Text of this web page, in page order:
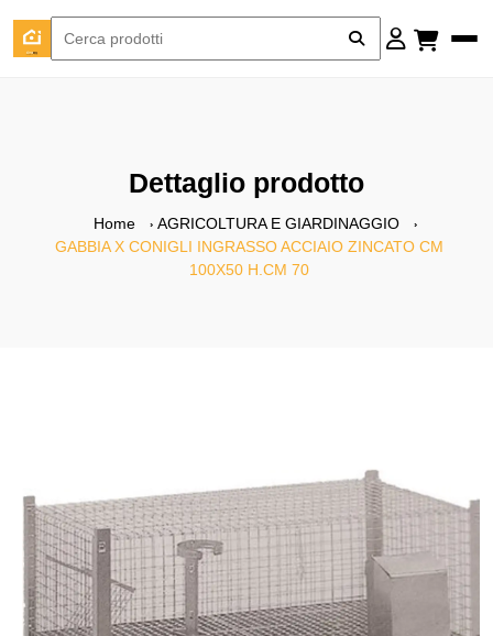
Dettaglio prodotto
Home
AGRICOLTURA E GIARDINAGGIO
GABBIA X CONIGLI INGRASSO ACCIAIO ZINCATO CM
100X50 H.CM 70